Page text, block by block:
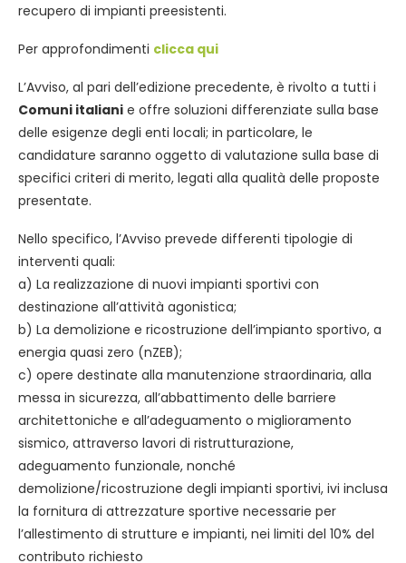
recupero di impianti preesistenti.
Per approfondimenti clicca qui
L’Avviso, al pari dell’edizione precedente, è rivolto a tutti i
Comuni italiani e offre soluzioni differenziate sulla base
delle esigenze degli enti locali; in particolare, le
candidature saranno oggetto di valutazione sulla base di
specifici criteri di merito, legati alla qualità delle proposte
presentate.
Nello specifico, l’Avviso prevede differenti tipologie di
interventi quali:
a) La realizzazione di nuovi impianti sportivi con
destinazione all’attività agonistica;
b) La demolizione e ricostruzione dell’impianto sportivo, a
energia quasi zero (nZEB);
c) opere destinate alla manutenzione straordinaria, alla
messa in sicurezza, all’abbattimento delle barriere
architettoniche e all’adeguamento o miglioramento
sismico, attraverso lavori di ristrutturazione,
adeguamento funzionale, nonché
demolizione/ricostruzione degli impianti sportivi, ivi inclusa
la fornitura di attrezzature sportive necessarie per
l’allestimento di strutture e impianti, nei limiti del 10% del
contributo richiesto